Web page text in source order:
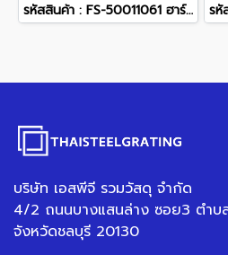
รหัสสินค้า : FS-50011061 ฮาร์ดร็อค สีส้ม 40 x 40 x 3 ซม.
บริษัท เอสพีจี รวมวัสดุ จำกัด
4/2 ถนนบางแสนล่าง ซอย3 ตำบ
จังหวัดชลบุรี 20130